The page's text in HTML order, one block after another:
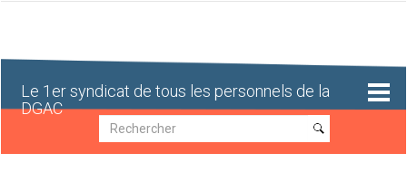
Le 1er syndicat de tous les personnels de la
DGAC
Recherche
Recherche